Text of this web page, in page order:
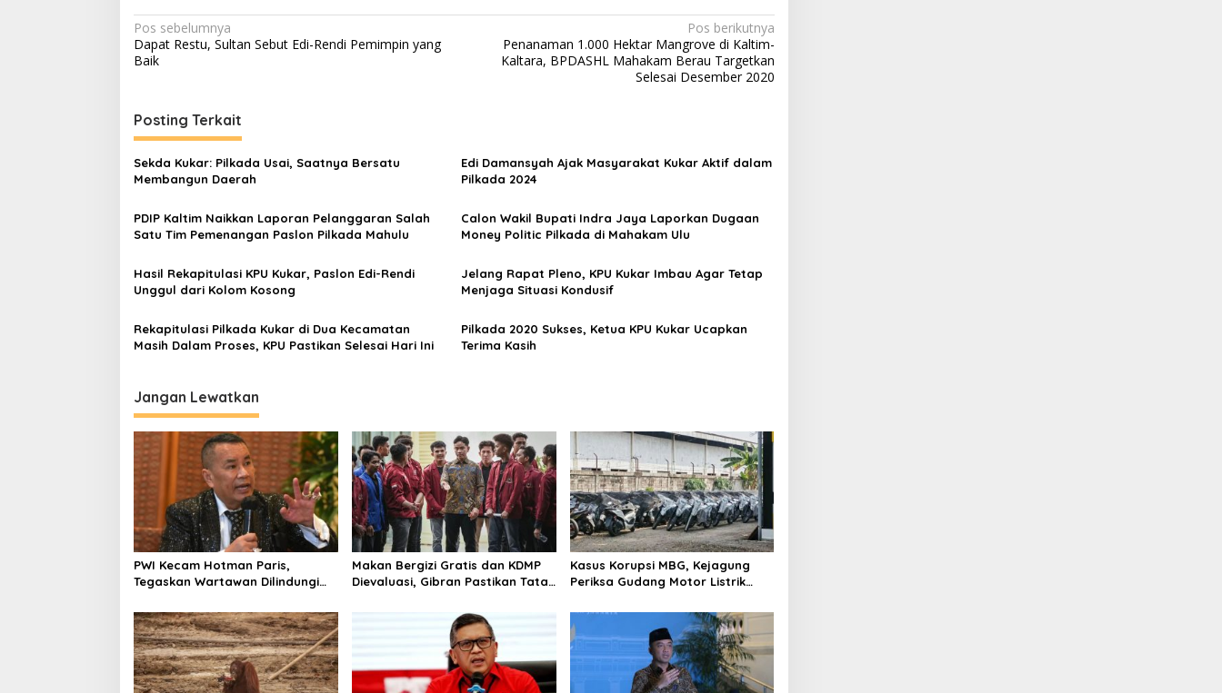
Navigasi
pos
Pos sebelumnya
Dapat Restu, Sultan Sebut Edi-Rendi Pemimpin yang
Baik
Pos berikutnya
Penanaman 1.000 Hektar Mangrove di Kaltim-
Kaltara, BPDASHL Mahakam Berau Targetkan
Selesai Desember 2020
Posting Terkait
Sekda Kukar: Pilkada Usai, Saatnya Bersatu
Membangun Daerah
Edi Damansyah Ajak Masyarakat Kukar Aktif dalam
Pilkada 2024
PDIP Kaltim Naikkan Laporan Pelanggaran Salah
Satu Tim Pemenangan Paslon Pilkada Mahulu
Calon Wakil Bupati Indra Jaya Laporkan Dugaan
Money Politic Pilkada di Mahakam Ulu
Hasil Rekapitulasi KPU Kukar, Paslon Edi-Rendi
Unggul dari Kolom Kosong
Jelang Rapat Pleno, KPU Kukar Imbau Agar Tetap
Menjaga Situasi Kondusif
Rekapitulasi Pilkada Kukar di Dua Kecamatan
Masih Dalam Proses, KPU Pastikan Selesai Hari Ini
Pilkada 2020 Sukses, Ketua KPU Kukar Ucapkan
Terima Kasih
Jangan Lewatkan
PWI Kecam Hotman Paris,
Tegaskan Wartawan Dilindungi
Makan Bergizi Gratis dan KDMP
Dievaluasi, Gibran Pastikan Tata
Kasus Korupsi MBG, Kejagung
Periksa Gudang Motor Listrik